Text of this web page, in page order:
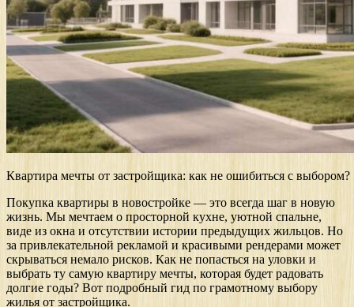
Квартира мечты от застройщика: как не ошибиться с выбором?
Покупка квартиры в новостройке — это всегда шаг в новую
жизнь. Мы мечтаем о просторной кухне, уютной спальне,
виде из окна и отсутствии истории предыдущих жильцов. Но
за привлекательной рекламой и красивыми рендерами может
скрываться немало рисков. Как не попасться на уловки и
выбрать ту самую квартиру мечты, которая будет радовать
долгие годы? Вот подробный гид по грамотному выбору
жилья от застройщика.